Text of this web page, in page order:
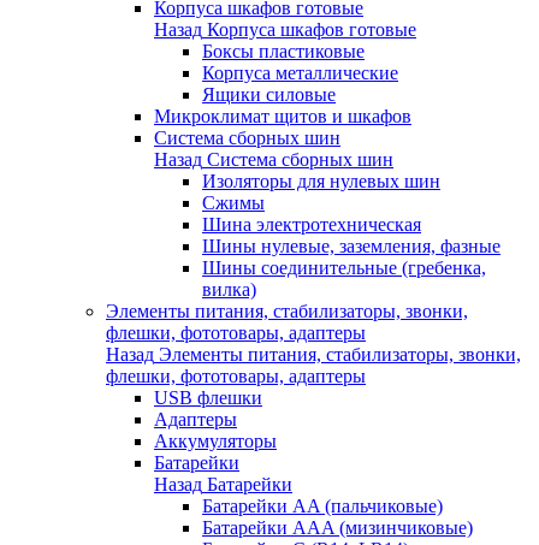
Корпуса шкафов готовые
Назад Корпуса шкафов готовые
Боксы пластиковые
Корпуса металлические
Ящики силовые
Микроклимат щитов и шкафов
Система сборных шин
Назад Система сборных шин
Изоляторы для нулевых шин
Сжимы
Шина электротехническая
Шины нулевые, заземления, фазные
Шины соединительные (гребенка,
вилка)
Элементы питания, стабилизаторы, звонки,
флешки, фототовары, адаптеры
Назад Элементы питания, стабилизаторы, звонки,
флешки, фототовары, адаптеры
USB флешки
Адаптеры
Аккумуляторы
Батарейки
Назад Батарейки
Батарейки AA (пальчиковые)
Батарейки AAA (мизинчиковые)